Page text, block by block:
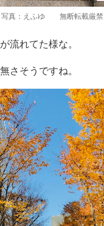
写真：えふゆ 無断転載厳禁
流れてた様な。
さそうですね。